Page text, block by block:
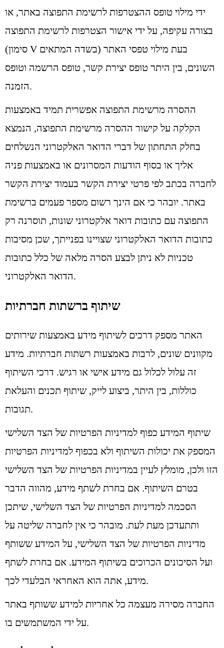
ידי מילוי טופס ההצטרפות לרשימת התפוצה באתר, או
בצורה עקיפה, על ידי אישור הצטרפות לרשימת התפוצה
(סימון V בשדה המתאים) בעת מילוי טפסי האתר
השונים, בין היתר טופס יצירת קשר, טופס הרשמה וטופס
הזמנה.
ההסרה מרשימת התפוצה אפשרית תמיד באמצעות
הקלקה על קישור ההסרה מרשימת התפוצה, הנמצא
בחלק התחתון של דברי הדואר האלקטרוני הנשלחים
אליך או בסוף הודעות המסרונים או באמצעות פניה
לחברה בכתב לפי פרטי יצירת הקשר בעמוד יצירת הקשר
באתר. יובהר כי אם הינך רשום מספר פעמים ברשימת
התפוצה עם כתובות דואר אלקטרוני שונות, תוסרנה רק
כתובות הדואר האלקטרוני שצויינו בפנייתך, שכן מסיבות
טכניות לא ניתן לבצע הסרה מלאה של כלל כתובות
הדואר האלקטרוני.
שיתוף ברשתות חברתיות
האתר מספק דרכים לשיתוף מידע באמצעות שירותים
מקוונים שונים, לרבות באמצעות רשתות חברתיות. מידע
זה עלול לכלול גם מידע אישי או רגיש. דרכי השיתוף
כוללות, בין היתר, ביצוע לייק, שיתוף תכנים והעלאת
תגובות.
שיתוף המידע כפוף למדיניות הפרטיות של הצד השלישי
המספק את יכולות השיתוף ולא בכפוף למדיניות הפרטיות
הזו ולכן, מומלץ לעיין במדיניות הפרטיות של הצד השלישי
בטרם השיתוף. אם בחרת לשתף מידע, מהווה הדבר
הסכמה למדיניות הפרטיות של הצד השלישי, שיתכן
ותתעדכן מעת לעת. מובהר כי אין לחברה שליטה על
מדיניות הפרטיות של הצד השלישי, על המידע ששותף
ועל הסיכונים הכרוכים בשיתוף המידע. אם בחרת לשתף
מידע, אתה הוא האחראי הבלעדי לכך.
החברה מסירה מעצמה כל אחריות למידע ששותף באתר
על ידי המשתמשים בו.